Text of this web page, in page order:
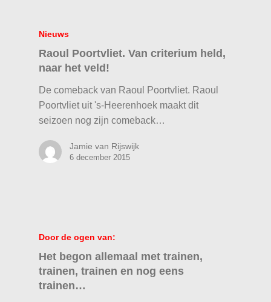
Nieuws
Raoul Poortvliet. Van criterium held,
naar het veld!
De comeback van Raoul Poortvliet. Raoul
Poortvliet uit 's-Heerenhoek maakt dit
seizoen nog zijn comeback…
Jamie van Rijswijk
6 december 2015
Door de ogen van:
Het begon allemaal met trainen,
trainen, trainen en nog eens
trainen…